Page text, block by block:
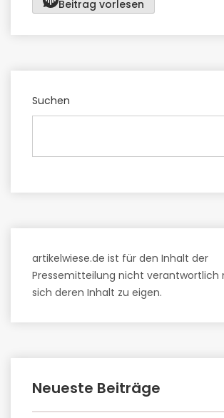
Beitrag vorlesen
Suchen
artikelwiese.de ist für den Inhalt der
Pressemitteilung nicht
sich deren Inhalt zu eigen.
Neueste Beiträge